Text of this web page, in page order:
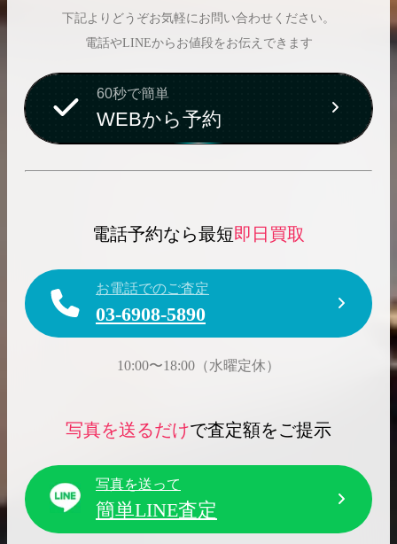
下記よりどうぞお気軽にお問い合わせください。
電話やLINEからお値段をお伝えできます
60秒で簡単
WEBから予約
電話予約なら最短即日買取
お電話でのご査定
03-6908-5890
10:00〜18:00（水曜定休）
写真を送るだけで査定額をご提示
写真を送って
簡単LINE査定